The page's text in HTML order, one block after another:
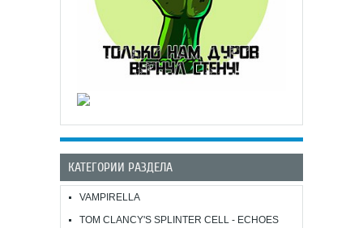
КАТЕГОРИИ РАЗДЕЛА
VAMPIRELLA
TOM CLANCY'S SPLINTER CELL - ECHOES